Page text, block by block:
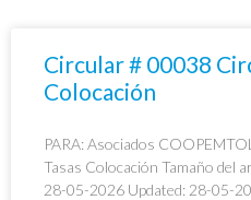
Circular # 00038
Colocación
PARA: Asociados
Tasas Colocación Tamaño del
28-05-2026 Updated: 28-05-